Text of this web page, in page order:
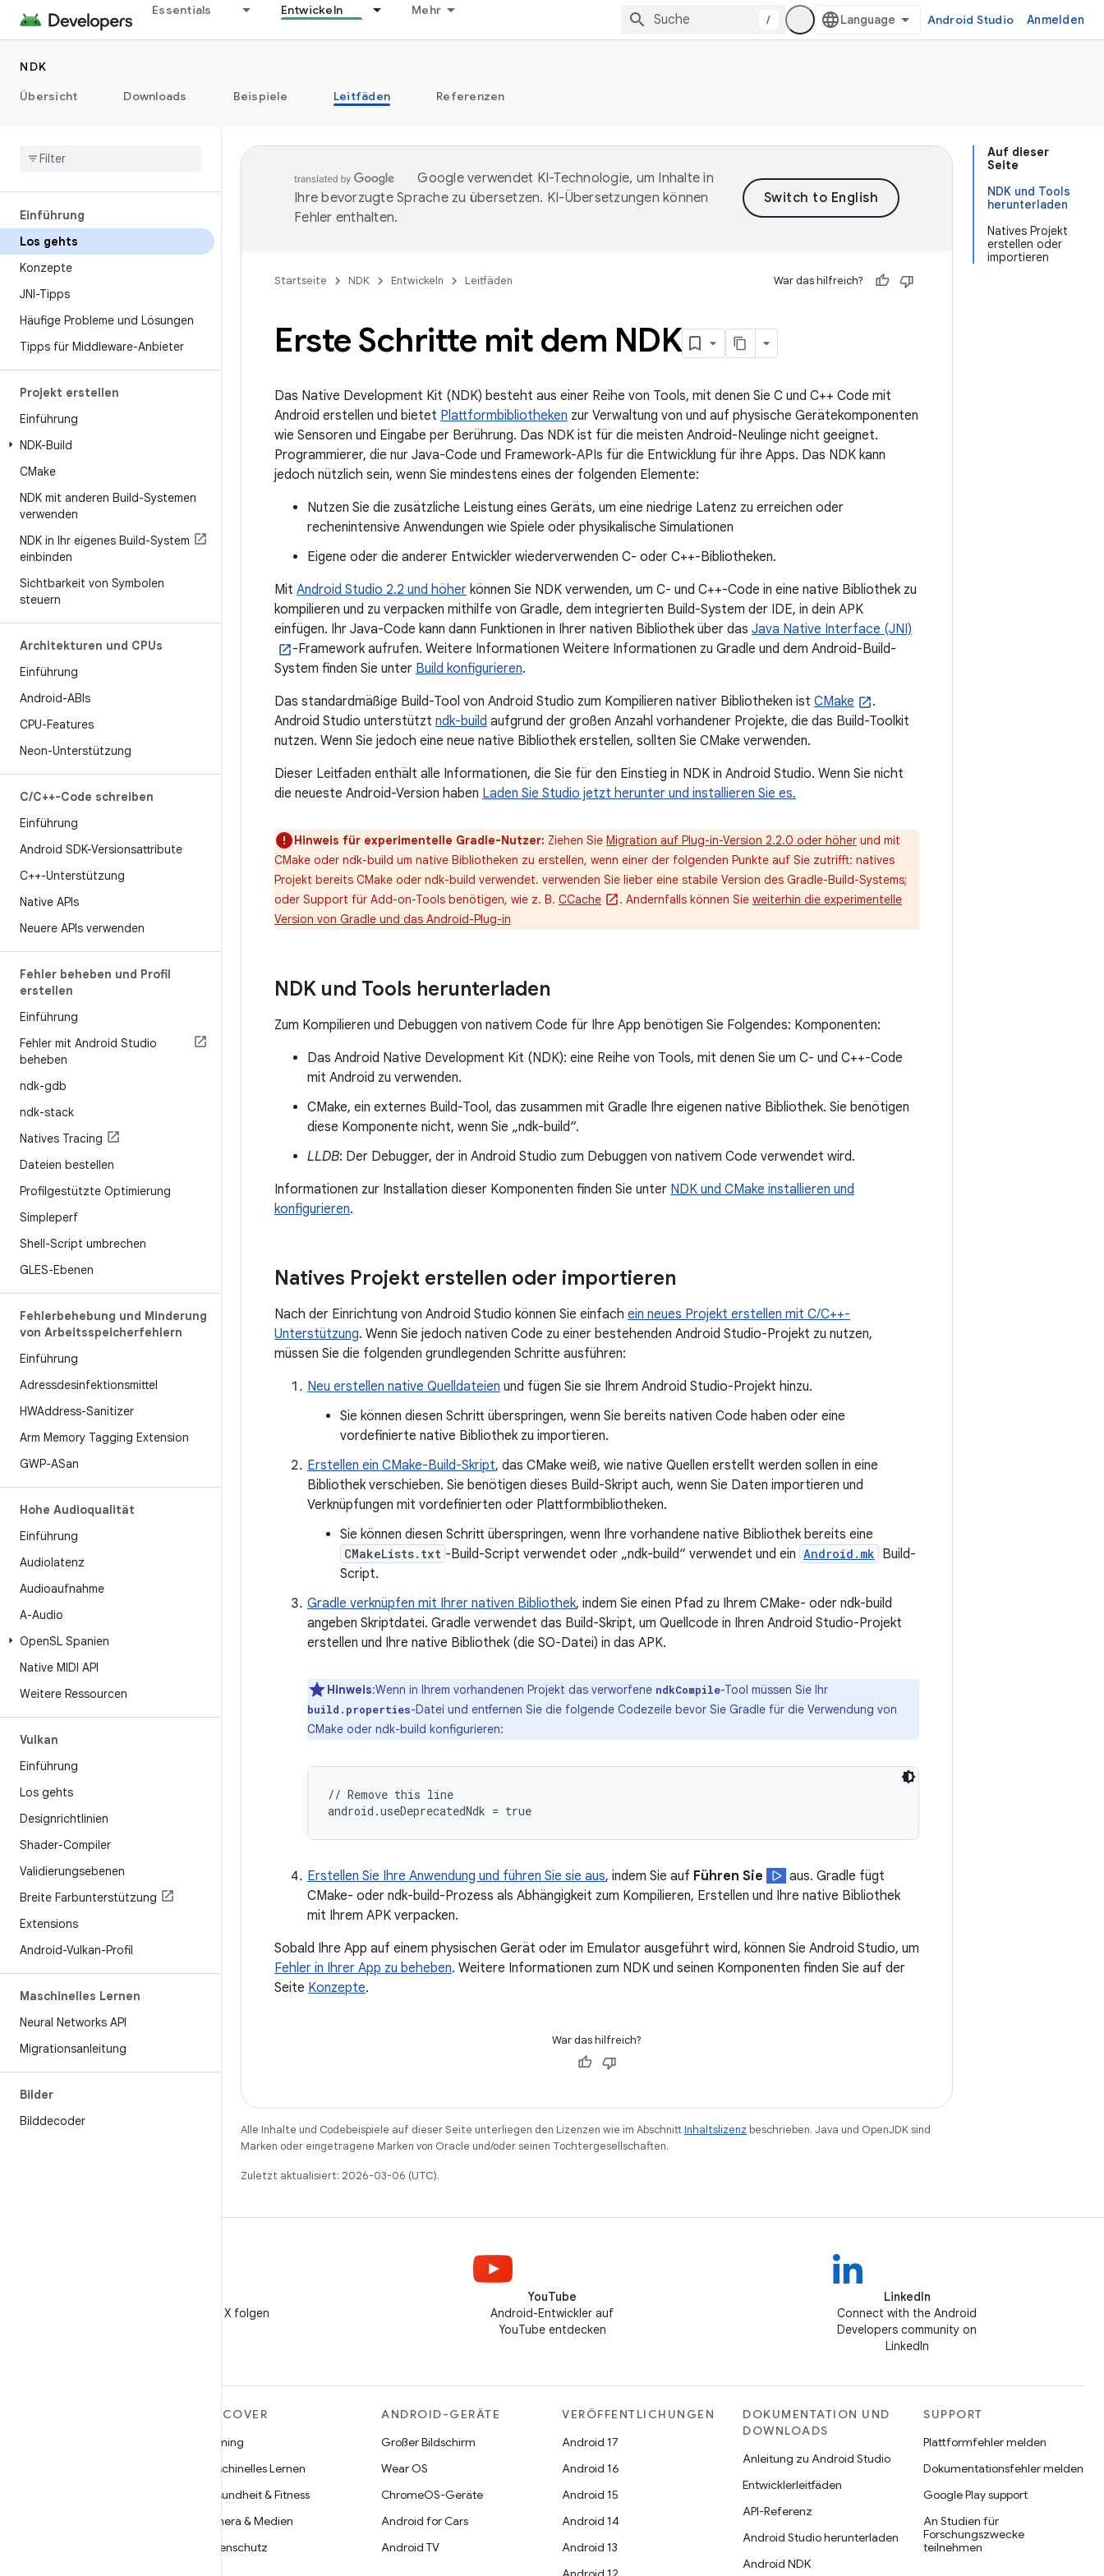
Essentials Entwickeln Mehr
/ Android Studio Anmelden
NDK
Übersicht
Downloads Beispiele Leitfäden Referenzen
Einführung
Los gehts
Konzepte
JNI-Tipps
Häufige Probleme und Lösungen
Tipps für Middleware-Anbieter
Projekt erstellen
Einführung
NDK-Build
CMake
NDK mit anderen Build-Systemen
verwenden
NDK in Ihr eigenes Build-System
einbinden
Sichtbarkeit von Symbolen
steuern
Architekturen und CPUs
Einführung
Android-ABIs
CPU-Features
Neon-Unterstützung
C/C++-Code schreiben
Einführung
Android SDK-Versionsattribute
C++-Unterstützung
Native APIs
Neuere APIs verwenden
Fehler beheben und Profil
erstellen
Einführung
Fehler mit Android Studio
beheben
ndk-gdb
ndk-stack
Natives Tracing
Dateien bestellen
Profilgestützte Optimierung
Simpleperf
Shell-Script umbrechen
GLES-Ebenen
Fehlerbehebung und Minderung
von Arbeitsspeicherfehlern
Einführung
Adressdesinfektionsmittel
HWAddress-Sanitizer
Arm Memory Tagging Extension
GWP-ASan
Hohe Audioqualität
Einführung
Audiolatenz
Audioaufnahme
A-Audio
OpenSL Spanien
Native MIDI API
Weitere Ressourcen
Vulkan
Einführung
Los gehts
Designrichtlinien
Shader-Compiler
Validierungsebenen
Breite Farbunterstützung
Extensions
Android-Vulkan-Profil
Maschinelles Lernen
Neural Networks API
Migrationsanleitung
Bilder
Bilddecoder
Auf dieser
Seite
NDK und Tools
herunterladen
Natives Projekt
erstellen oder
importieren
Google verwendet KI-Technologie, um Inhalte in
Ihre bevorzugte Sprache zu übersetzen. KI-Übersetzungen können
Fehler enthalten.
Startseite NDK Entwickeln Leitfäden War das hilfreich?
Erste Schritte mit dem NDK
Das Native Development Kit (NDK) besteht aus einer Reihe von Tools, mit denen Sie C und C++ Code mit
Android erstellen und bietet Plattformbibliotheken zur Verwaltung von und auf physische Gerätekomponenten
wie Sensoren und Eingabe per Berührung. Das NDK ist für die meisten Android-Neulinge nicht geeignet.
Programmierer, die nur Java-Code und Framework-APIs für die Entwicklung für ihre Apps. Das NDK kann
jedoch nützlich sein, wenn Sie mindestens eines der folgenden Elemente:
Nutzen Sie die zusätzliche Leistung eines Geräts, um eine niedrige Latenz zu erreichen oder
rechenintensive Anwendungen wie Spiele oder physikalische Simulationen
Eigene oder die anderer Entwickler wiederverwenden C- oder C++-Bibliotheken.
Mit Android Studio 2.2 und höher können Sie NDK verwenden, um C- und C++-Code in eine native Bibliothek zu
kompilieren und zu verpacken mithilfe von Gradle, dem integrierten Build-System der IDE, in dein APK
einfügen. Ihr Java-Code kann dann Funktionen in Ihrer nativen Bibliothek über das Java Native Interface (JNI)
-Framework aufrufen. Weitere Informationen Weitere Informationen zu Gradle und dem Android-Build-
System finden Sie unter Build konfigurieren.
Das standardmäßige Build-Tool von Android Studio zum Kompilieren nativer Bibliotheken ist CMake
.
Android Studio unterstützt ndk-build aufgrund der großen Anzahl vorhandener Projekte, die das Build-Toolkit
nutzen. Wenn Sie jedoch eine neue native Bibliothek erstellen, sollten Sie CMake verwenden.
Dieser Leitfaden enthält alle Informationen, die Sie für den Einstieg in NDK in Android Studio. Wenn Sie nicht
die neueste Android-Version haben Laden Sie Studio jetzt herunter und installieren Sie es.
Hinweis für experimentelle Gradle-Nutzer: Ziehen Sie Migration auf Plug-in-Version 2.2.0 oder höher und mit
CMake oder ndk-build um native Bibliotheken zu erstellen, wenn einer der folgenden Punkte auf Sie zutrifft: natives
Projekt bereits CMake oder ndk-build verwendet. verwenden Sie lieber eine stabile Version des Gradle-Build-Systems;
oder Support für Add-on-Tools benötigen, wie z. B. CCache . Andernfalls können Sie weiterhin die experimentelle
Version von Gradle und das Android-Plug-in
NDK und Tools herunterladen
Zum Kompilieren und Debuggen von nativem Code für Ihre App benötigen Sie Folgendes: Komponenten:
Das Android Native Development Kit (NDK): eine Reihe von Tools, mit denen Sie um C- und C++-Code
mit Android zu verwenden.
CMake, ein externes Build-Tool, das zusammen mit Gradle Ihre eigenen native Bibliothek. Sie benötigen
diese Komponente nicht, wenn Sie „ndk-build“.
LLDB: Der Debugger, der in Android Studio zum Debuggen von nativem Code verwendet wird.
Informationen zur Installation dieser Komponenten finden Sie unter NDK und CMake installieren und
konfigurieren.
Natives Projekt erstellen oder importieren
Nach der Einrichtung von Android Studio können Sie einfach ein neues Projekt erstellen mit C/C++-
Unterstützung. Wenn Sie jedoch nativen Code zu einer bestehenden Android Studio-Projekt zu nutzen,
müssen Sie die folgenden grundlegenden Schritte ausführen:
Neu erstellen native Quelldateien und fügen Sie sie Ihrem Android Studio-Projekt hinzu.
Sie können diesen Schritt überspringen, wenn Sie bereits nativen Code haben oder eine
vordefinierte native Bibliothek zu importieren.
Erstellen ein CMake-Build-Skript, das CMake weiß, wie native Quellen erstellt werden sollen in eine
Bibliothek verschieben. Sie benötigen dieses Build-Skript auch, wenn Sie Daten importieren und
Verknüpfungen mit vordefinierten oder Plattformbibliotheken.
Sie können diesen Schritt überspringen, wenn Ihre vorhandene native Bibliothek bereits eine
CMakeLists.txt -Build-Script verwendet oder „ndk-build“ verwendet und ein Android.mk Build-
Script.
Gradle verknüpfen mit Ihrer nativen Bibliothek, indem Sie einen Pfad zu Ihrem CMake- oder ndk-build
angeben Skriptdatei. Gradle verwendet das Build-Skript, um Quellcode in Ihren Android Studio-Projekt
erstellen und Ihre native Bibliothek (die SO-Datei) in das APK.
Hinweis:Wenn in Ihrem vorhandenen Projekt das verworfene ndkCompile-Tool müssen Sie Ihr
build.properties-Datei und entfernen Sie die folgende Codezeile bevor Sie Gradle für die Verwendung von
CMake oder ndk-build konfigurieren:
// Remove this line
Erstellen Sie Ihre Anwendung und führen Sie sie aus, indem Sie auf Führen Sie
aus. Gradle fügt
CMake- oder ndk-build-Prozess als Abhängigkeit zum Kompilieren, Erstellen und Ihre native Bibliothek
mit Ihrem APK verpacken.
Sobald Ihre App auf einem physischen Gerät oder im Emulator ausgeführt wird, können Sie Android Studio, um
Fehler in Ihrer App zu beheben. Weitere Informationen zum NDK und seinen Komponenten finden Sie auf der
Seite Konzepte.
War das hilfreich?
Alle Inhalte und Codebeispiele auf dieser Seite unterliegen den Lizenzen wie im AbschnittInhaltslizenz beschrieben. Java und OpenJDK sind
Marken oder eingetragene Marken von Oracle und/oder seinen Tochtergesellschaften.
Zuletzt aktualisiert: 2026-03-06 (UTC).
@AndroidDev auf X folgen
YouTube
Android-Entwickler auf
YouTube entdecken
LinkedIn
Connect with the Android
Developers community on
LinkedIn
DISCOVER
Gaming
Maschinelles Lernen
Gesundheit & Fitness
Kamera & Medien
Datenschutz
ANDROID-GERÄTE
Großer Bildschirm
Wear OS
ChromeOS-Geräte
Android for Cars
Android TV
VERÖFFENTLICHUNGEN
Android 17
Android 16
Android 15
Android 14
Android 13
DOKUMENTATION UND
DOWNLOADS
Anleitung zu Android Studio
Entwicklerleitfäden
API-Referenz
Android Studio herunterladen
Android NDK
SUPPORT
Plattformfehler melden
Dokumentationsfehler melden
Google Play support
An Studien für
Forschungszwecke
teilnehmen